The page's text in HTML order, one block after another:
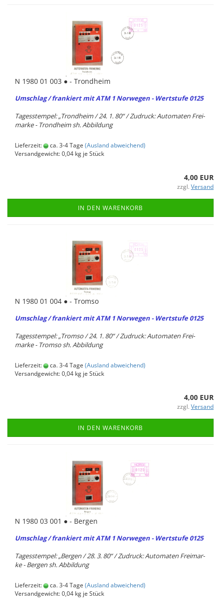
N 1980 01 003 ● - Trond­heim
Um­schlag / fran­kiert mit ATM 1 Nor­we­gen - Wert­stu­fe 0125
Ta­ges­stem­pel: „Trond­heim / 24. 1. 80“ / Zu­druck: Au­to­ma­ten Frei­
mar­ke - Trond­heim sh. Ab­bil­dung
Lieferzeit: ca. 3-4 Tage (Ausland abweichend)
Versandgewicht:0,04 kg je Stück
4,00 EUR
zzgl. Versand
IN DEN WARENKORB
N 1980 01 004 ● - Trom­so
Um­schlag / fran­kiert mit ATM 1 Nor­we­gen - Wert­stu­fe 0125
Ta­ges­stem­pel: „Trom­so / 24. 1. 80“ / Zu­druck: Au­to­ma­ten Frei­
mar­ke - Trom­so sh. Ab­bil­dung
Lieferzeit: ca. 3-4 Tage (Ausland abweichend)
Versandgewicht:0,04 kg je Stück
4,00 EUR
zzgl. Versand
IN DEN WARENKORB
N 1980 03 001 ● - Ber­gen
Um­schlag / fran­kiert mit ATM 1 Nor­we­gen - Wert­stu­fe 0125
Ta­ges­stem­pel: „Ber­gen / 28. 3. 80“ / Zu­druck: Au­to­ma­ten Frei­mar­
ke - Ber­gen sh. Ab­bil­dung
Lieferzeit: ca. 3-4 Tage (Ausland abweichend)
Versandgewicht:0,04 kg je Stück